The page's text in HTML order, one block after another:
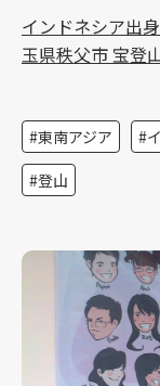
インドネシア出
玉県秩父市 宝登
東南アジア
登山